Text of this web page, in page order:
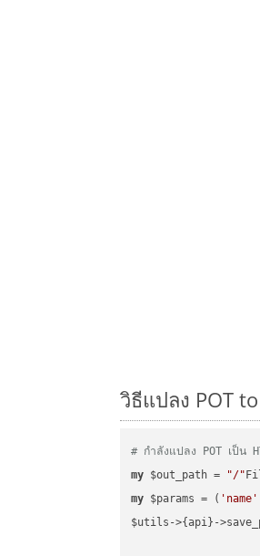
วิธีแปลง POT
# กำลังแปลง POT เป็น
my $out_path = "/"
my $params = ( 'name'
$utils->{api}-